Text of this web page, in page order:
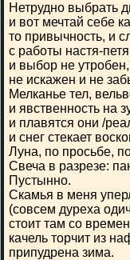
Нетрудно выбрать
и вот мечтай себе
то привычность, и
с работы настя-
и выбор не
не искажен и не
Мелканье тел,
и явственность на
и плавятся они /
и снег стекает
Луна, по просьбе,
Свеча в разрезе:
Пустынно.
Скамья в меня
(совсем дуреха
стоит там со
качель торчит из
припудрена зима.